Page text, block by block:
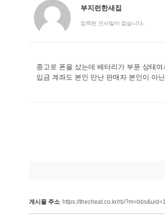
비공개 피해사례
워킹홀리데이 피해사례
부지런한새집
입력된 인사말이 없습니다.
중고로 폰을 샀는데 배터리가 부푼 상태
입금 계좌도 본인 만난 판매자 본인이 아닌
게시물 주소 https://thecheat.co.kr/rb/